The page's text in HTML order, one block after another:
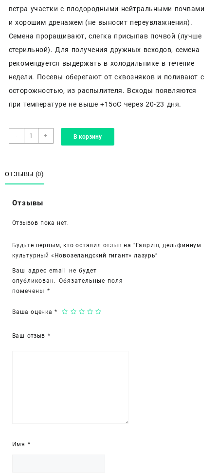
ветра участки с плодородными нейтральными почвами
и хорошим дренажем (не выносит переувлажнения).
Семена проращивают, слегка присыпав почвой (лучше
стерильной). Для получения дружных всходов, семена
рекомендуется выдержать в холодильнике в течение
недели. Посевы оберегают от сквозняков и поливают с
осторожностью, из распылителя. Всходы появляются
при температуре не выше +15оС через 20-23 дня.
-
Количество
товара
культурный
«Новозеландский
лазурь
+ В корзину
ОТЗЫВЫ (0)
Отзывы
Отзывов пока нет.
Будьте первым, кто оставил отзыв на “Гавриш, дельфиниум
культурный «Новозеландский гигант» лазурь”
Ваш адрес email не будет
опубликован. Обязательные поля
помечены *
Ваша оценка *
Ваш отзыв *
Имя *